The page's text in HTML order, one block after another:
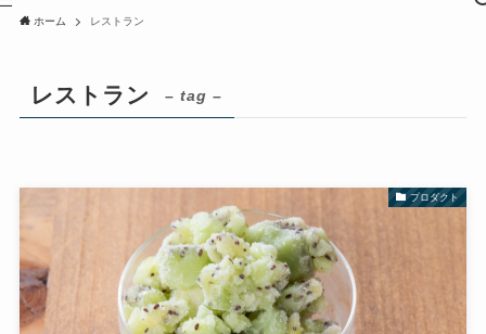
ホーム レストラン
レストラン – tag –
プロダクト